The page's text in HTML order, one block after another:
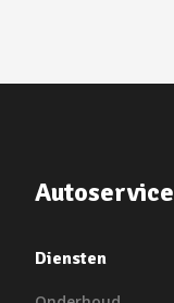
Autoservice
Diensten